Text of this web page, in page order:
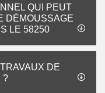
QUI PEUT
DÉMOUSSAGE
LE 58250
DE
?